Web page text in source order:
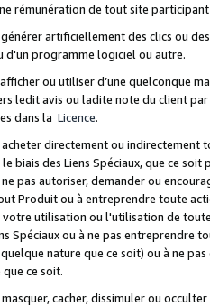
rémunération de tout site
artificiellement des clics ou
d'un programme logiciel ou autre.
ou utiliser d’une quelconque
ledit avis ou ladite note du client
dans la Licence.
acheter directement ou
biais des Liens Spéciaux, que ce
pas autoriser, demander ou
Produit ou à entreprendre toute
utilisation ou l'utilisation de
Spéciaux ou à ne pas entreprendre
nature que ce soit) ou à ne
ce soit.
cacher, dissimuler ou